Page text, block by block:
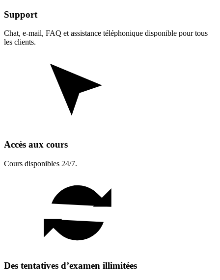
Support
Chat, e-mail, FAQ et assistance téléphonique disponible pour tous
les clients.
Accès aux cours
Cours disponibles 24/7.
Des tentatives d’examen illimitées